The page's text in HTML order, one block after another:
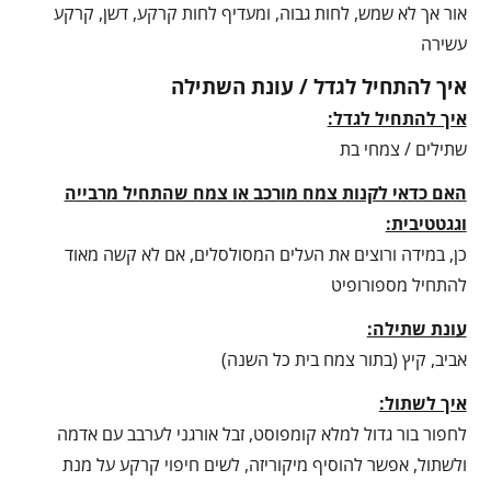
אור אך לא שמש, לחות גבוה, ומעדיף לחות קרקע, דשן, קרקע
עשירה
איך להתחיל לגדל / עונת השתילה
איך להתחיל לגדל:
שתילים / צמחי בת
האם כדאי לקנות צמח מורכב או צמח שהתחיל מרבייה
וגגטטיבית:
כן, במידה ורוצים את העלים המסולסלים, אם לא קשה מאוד
להתחיל מספורופיט
עונת שתילה:
אביב, קיץ (בתור צמח בית כל השנה)
איך לשתול:
לחפור בור גדול למלא קומפוסט, זבל אורגני לערבב עם אדמה
ולשתול, אפשר להוסיף מיקוריזה, לשים חיפוי קרקע על מנת